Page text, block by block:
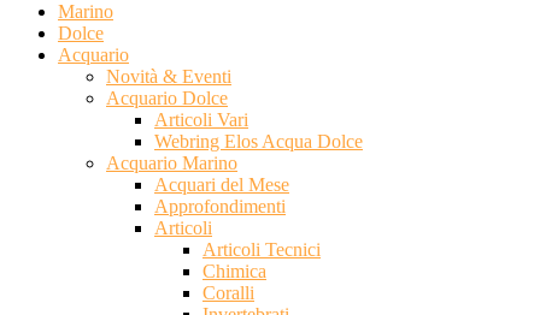
Marino
Dolce
Acquario
Novità & Eventi
Acquario Dolce
Articoli Vari
Webring Elos Acqua Dolce
Acquario Marino
Acquari del Mese
Approfondimenti
Articoli
Articoli Tecnici
Chimica
Coralli